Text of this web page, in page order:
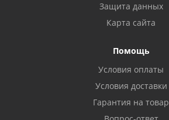
Защита данных
Карта сайта
Помощь
Условия оплаты
Условия доставки
Гарантия на товар